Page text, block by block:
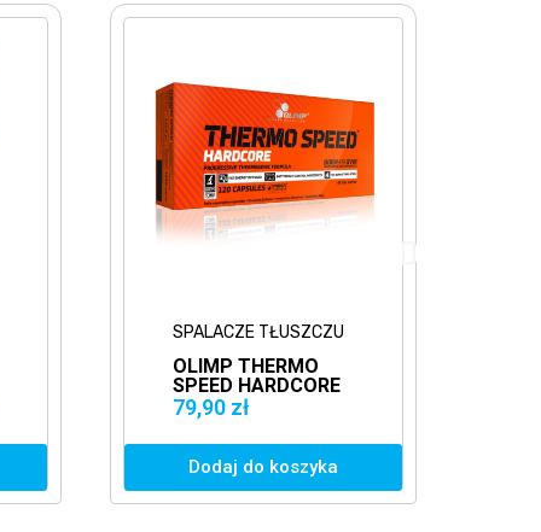
SPALACZE TŁUSZCZU
OLIMP THERMO
SPEED HARDCORE
120KAPS. MOCNY
SPALACZ
TŁUSZCZU
79,90 zł
Dodaj do koszyka